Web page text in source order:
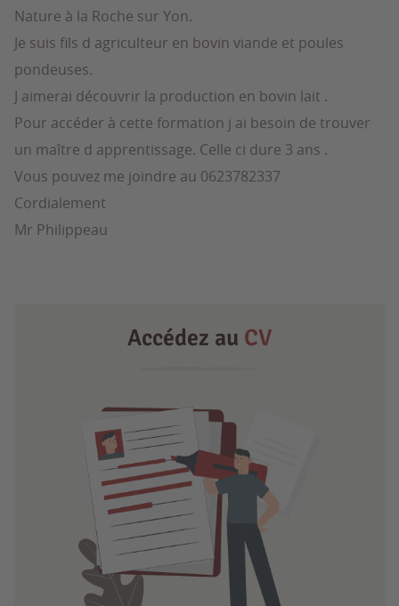
Nature à la Roche sur Yon.
Je suis fils d agriculteur en bovin viande et poules
pondeuses.
J aimerai découvrir la production en bovin lait .
Pour accéder à cette formation j ai besoin de trouver
un maître d apprentissage. Celle ci dure 3 ans .
Vous pouvez me joindre au 0623782337
Cordialement
Mr Philippeau
Accédez au CV